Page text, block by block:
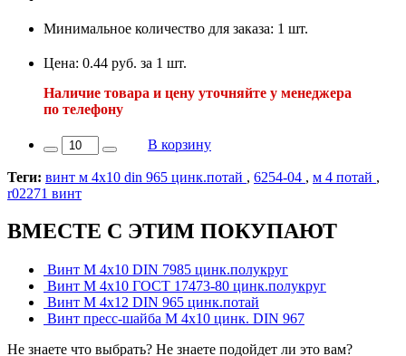
Минимальное количество для заказа: 1 шт.
Цена: 0.44 руб. за 1 шт.
Наличие товара и цену уточняйте у менеджера
по телефону
В корзину
Теги: винт м 4х10 din 965 цинк.потай , 6254-04 , м 4 потай ,
r02271 винт
ВМЕСТЕ С ЭТИМ ПОКУПАЮТ
Винт М 4х10 DIN 7985 цинк.полукруг
Винт М 4х10 ГОСТ 17473-80 цинк.полукруг
Винт М 4х12 DIN 965 цинк.потай
Винт пресс-шайба М 4х10 цинк. DIN 967
Не знаете что выбрать? Не знаете подойдет ли это вам?